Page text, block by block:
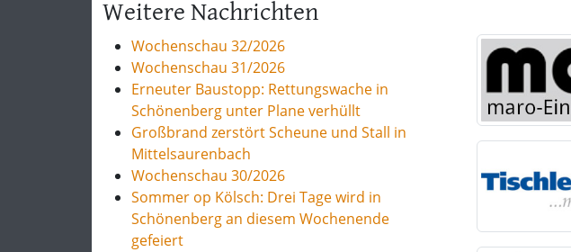
Weitere Nachrichten
Wochenschau 32/2026
Wochenschau 31/2026
Erneuter Baustopp: Rettungswache in
Schönenberg unter Plane verhüllt
Großbrand zerstört Scheune und Stall in
Mittelsaurenbach
Wochenschau 30/2026
Sommer op Kölsch: Drei Tage wird in
Schönenberg an diesem Wochenende
gefeiert